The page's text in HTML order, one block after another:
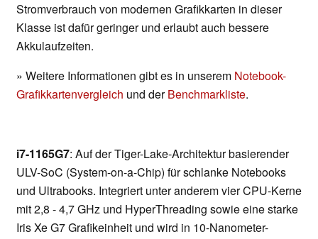
Stromverbrauch von modernen Grafikkarten in dieser
Klasse ist dafür geringer und erlaubt auch bessere
Akkulaufzeiten.
» Weitere Informationen gibt es in unserem Notebook-
Grafikkartenvergleich und derBenchmarkliste.
i7-1165G7: Auf der Tiger-Lake-Architektur basierender
ULV-SoC (System-on-a-Chip) für schlanke Notebooks
und Ultrabooks. Integriert unter anderem vier CPU-Kerne
mit 2,8 - 4,7 GHz und HyperThreading sowie eine starke
Iris Xe G7 Grafikeinheit und wird in 10-Nanometer-